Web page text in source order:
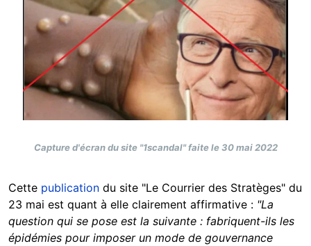
Capture d'écran du site "1scandal" faite le 30 mai 2022
Cette publication du site "Le Courrier des Stratèges" du
23 mai est quant à elle clairement affirmative : "La
question qui se pose est la suivante : fabriquent-ils les
épidémies pour imposer un mode de gouvernance